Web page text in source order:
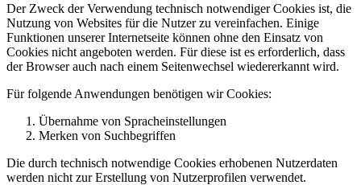
Der Zweck der Verwendung technisch notwendiger Cookies ist, die
Nutzung von Websites für die Nutzer zu vereinfachen. Einige
Funktionen unserer Internetseite können ohne den Einsatz von
Cookies nicht angeboten werden. Für diese ist es erforderlich, dass
der Browser auch nach einem Seitenwechsel wiedererkannt wird.
Für folgende Anwendungen benötigen wir Cookies:
Übernahme von Spracheinstellungen
Merken von Suchbegriffen
Die durch technisch notwendige Cookies erhobenen Nutzerdaten
werden nicht zur Erstellung von Nutzerprofilen verwendet.